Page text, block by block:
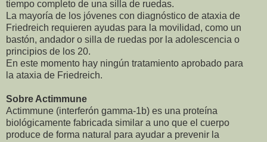
tiempo completo de una silla de ruedas.
La mayoría de los jóvenes con diagnóstico de ataxia de
Friedreich requieren ayudas para la movilidad, como un
bastón, andador o silla de ruedas por la adolescencia o
principios de los 20.
En este momento hay ningún tratamiento aprobado para
la ataxia de Friedreich.
Sobre Actimmune
Actimmune (interferón gamma-1b) es una proteína
biológicamente fabricada similar a uno que el cuerpo
produce de forma natural para ayudar a prevenir la